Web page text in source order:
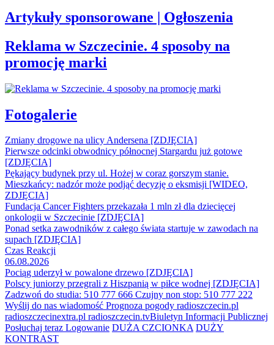
Artykuły sponsorowane | Ogłoszenia
Reklama w Szczecinie. 4 sposoby na
promocję marki
Fotogalerie
Zmiany drogowe na ulicy Andersena [ZDJĘCIA]
Pierwsze odcinki obwodnicy północnej Stargardu już gotowe
[ZDJĘCIA]
Pękający budynek przy ul. Hożej w coraz gorszym stanie.
Mieszkańcy: nadzór może podjąć decyzję o eksmisji [WIDEO,
ZDJĘCIA]
Fundacja Cancer Fighters przekazała 1 mln zł dla dziecięcej
onkologii w Szczecinie [ZDJĘCIA]
Ponad setka zawodników z całego świata startuje w zawodach na
supach [ZDJĘCIA]
Czas Reakcji
06.08.2026
Pociąg uderzył w powalone drzewo [ZDJĘCIA]
Polscy juniorzy przegrali z Hiszpanią w piłce wodnej [ZDJĘCIA]
Zadzwoń do studia: 510 777 666 Czujny non stop: 510 777 222
Wyślij do nas wiadomość Prognoza pogody radioszczecin.pl
radioszczecinextra.pl radioszczecin.tvBiuletyn Informacji Publicznej
Posłuchaj teraz Logowanie DUŻA CZCIONKA DUŻY
KONTRAST